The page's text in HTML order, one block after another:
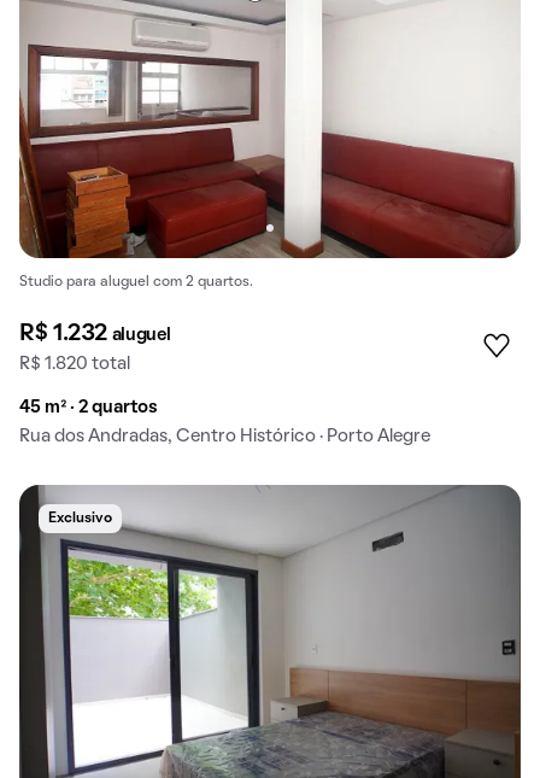
Studio para aluguel com 2 quartos.
R$ 1.232 aluguel
R$ 1.820 total
45 m² · 2 quartos
Rua dos Andradas, Centro Histórico · Porto Alegre
Exclusivo